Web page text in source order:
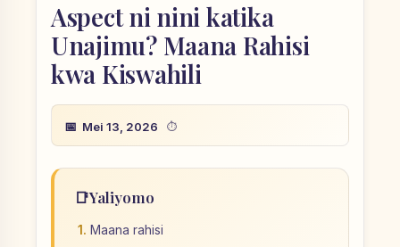
Aspect ni nini katika
Unajimu? Maana Rahisi
kwa Kiswahili
Mei 13, 2026
📑Yaliyomo
Maana rahisi